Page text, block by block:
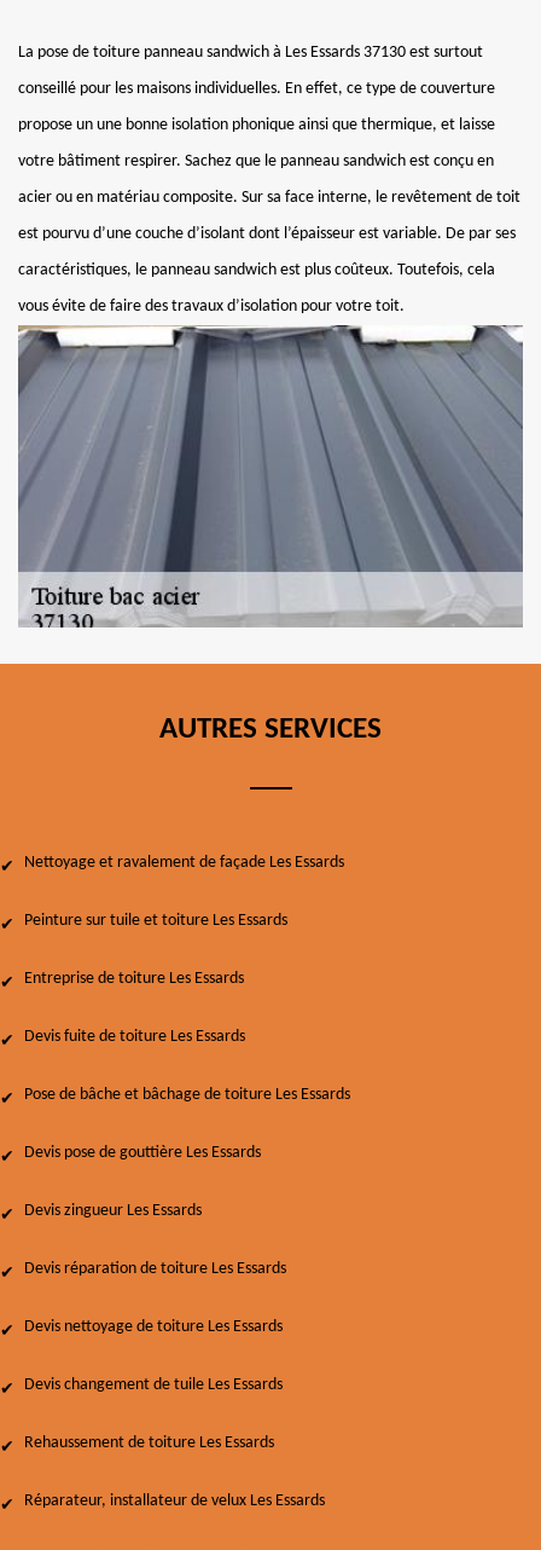
La pose de toiture panneau sandwich à Les Essards 37130 est surtout
conseillé pour les maisons individuelles. En effet, ce type de couverture
propose un une bonne isolation phonique ainsi que thermique, et laisse
votre bâtiment respirer. Sachez que le panneau sandwich est conçu en
acier ou en matériau composite. Sur sa face interne, le revêtement de toit
est pourvu d’une couche d’isolant dont l’épaisseur est variable. De par ses
caractéristiques, le panneau sandwich est plus coûteux. Toutefois, cela
vous évite de faire des travaux d’isolation pour votre toit.
AUTRES SERVICES
Nettoyage et ravalement de façade Les Essards
Peinture sur tuile et toiture Les Essards
Entreprise de toiture Les Essards
Devis fuite de toiture Les Essards
Pose de bâche et bâchage de toiture Les Essards
Devis pose de gouttière Les Essards
Devis zingueur Les Essards
Devis réparation de toiture Les Essards
Devis nettoyage de toiture Les Essards
Devis changement de tuile Les Essards
Rehaussement de toiture Les Essards
Réparateur, installateur de velux Les Essards